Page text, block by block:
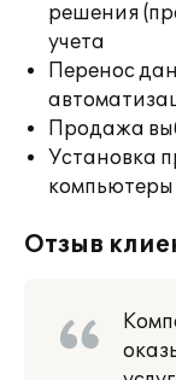
решения
учета
Перенос
Продажа
Установка
компьютеры
Отзыв